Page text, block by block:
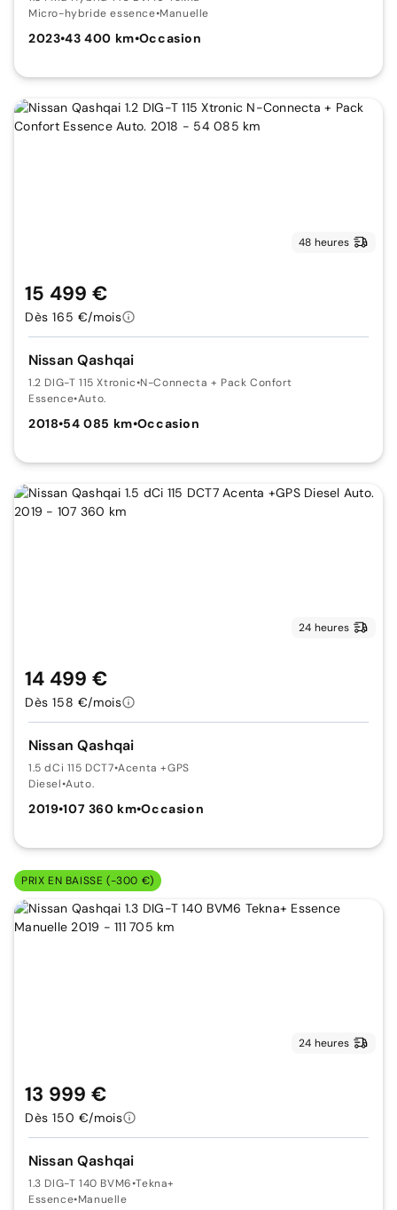
Micro-hybride essence•Manuelle
2023•43 400 km•Occasion
48 heures
Nissan Qashqai
1.2 DIG-T 115 Xtronic•N-Connecta + Pack Confort
Essence•Auto.
2018•54 085 km•Occasion
15 499 €
Dès 165 €/mois
24 heures
Nissan Qashqai
1.5 dCi 115 DCT7•Acenta +GPS
Diesel•Auto.
2019•107 360 km•Occasion
14 499 €
Dès 158 €/mois
PRIX EN BAISSE (-300 €)
24 heures
Nissan Qashqai
1.3 DIG-T 140 BVM6•Tekna+
Essence•Manuelle
13 999 €
Dès 150 €/mois